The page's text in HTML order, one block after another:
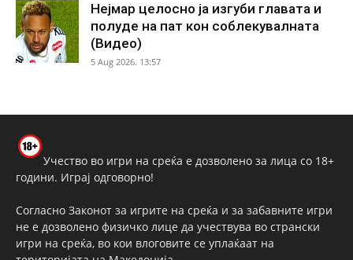
Нејмар целосно ја изгуби главата и
полуде на пат кон соблекувалната
(Видео)
5 Aug 2026. 13:57
Учество во игри на среќа е дозволено за лица со 18+
години. Играј одговорно!
Согласно Законот за игрите на среќа и за забавните игри
не е дозволено физичко лице да учествува во странски
игри на среќа, во кои влоговите се уплаќаат на